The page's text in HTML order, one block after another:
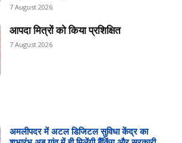
7 August 2026
आपदा मित्रों को किया प्रशिक्षित
7 August 2026
अमलीपदर में अटल डिजिटल सुविधा केंद्र का